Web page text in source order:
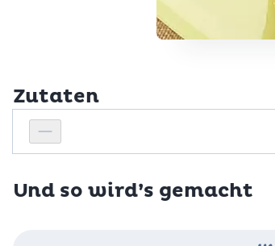
Zutaten
Personenanzahl verringern
Personenanzahl
Und so wird’s gemacht